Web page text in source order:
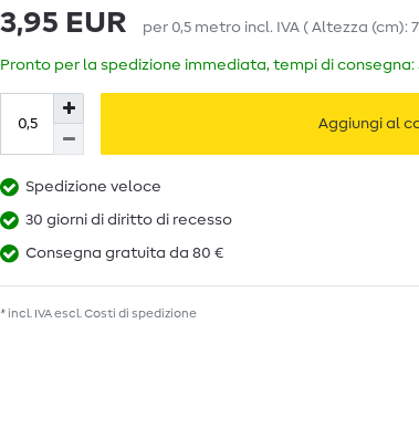
3,95 EUR per 0,5 metro incl. IVA ( Altezza (cm):
Pronto per la spedizione immediata, tempi di consegna:
Aggiungi al
Spedizione veloce
30 giorni di diritto di recesso
Consegna gratuita da 80 €
* incl. IVA escl.Costi di spedizione